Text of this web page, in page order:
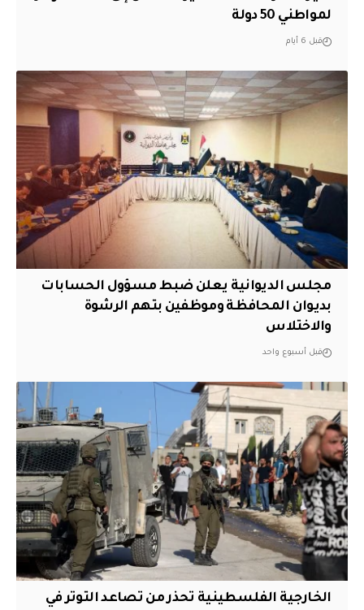
لمواطني 50 دولة
قبل 6 أيام
مجلس الديوانية يعلن ضبط مسؤول الحسابات
بديوان المحافظة وموظفين بتهم الرشوة
والاختلاس
قبل أسبوع واحد
الخارجية الفلسطينية تحذر من تصاعد التوتر في